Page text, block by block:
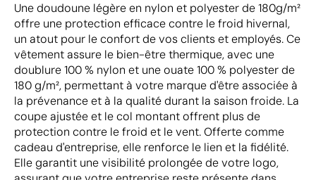
Une doudoune légère en nylon et polyester de 180g/m²
offre une protection efficace contre le froid hivernal,
un atout pour le confort de vos clients et employés. Ce
vêtement assure le bien-être thermique, avec une
doublure 100 % nylon et une ouate 100 % polyester de
180 g/m², permettant à votre marque d'être associée à
la prévenance et à la qualité durant la saison froide. La
coupe ajustée et le col montant offrent plus de
protection contre le froid et le vent. Offerte comme
cadeau d'entreprise, elle renforce le lien et la fidélité.
Elle garantit une visibilité prolongée de votre logo,